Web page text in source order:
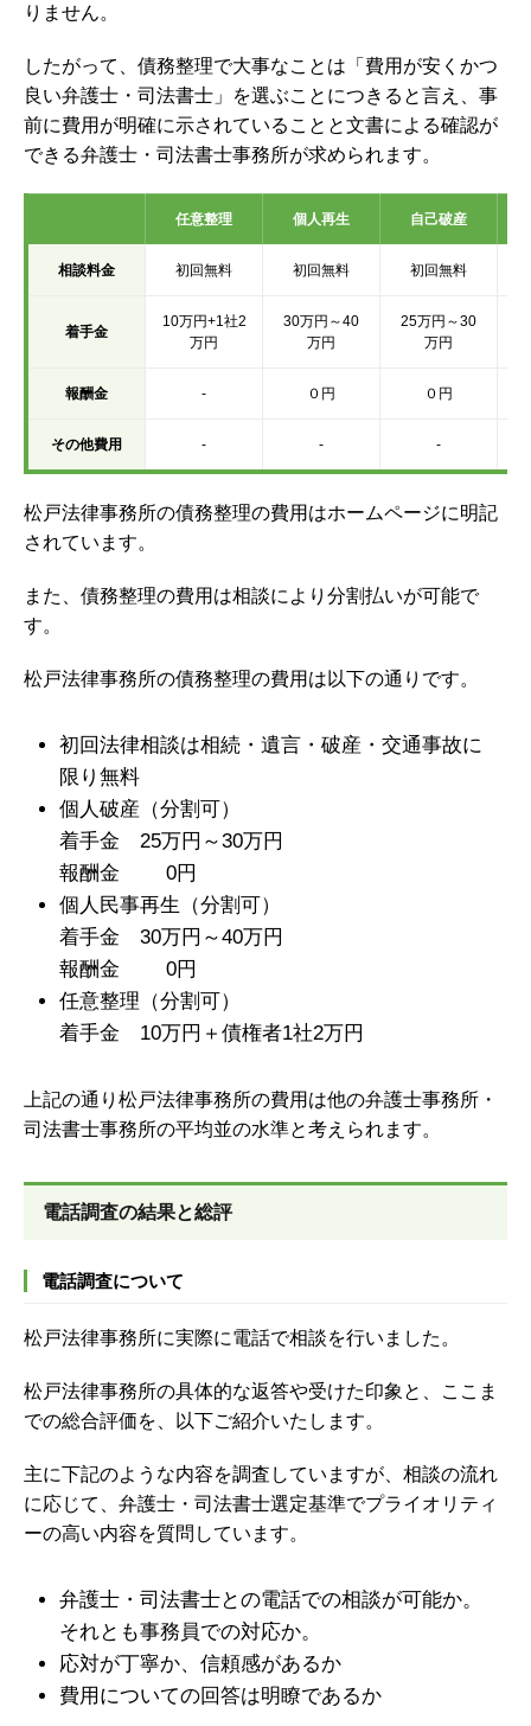
りません。
したがって、債務整理で大事なことは「費用が安くかつ
良い弁護士・司法書士」を選ぶことにつきると言え、事
前に費用が明確に示されていることと文書による確認が
できる弁護士・司法書士事務所が求められます。
任意整理 個人再生 自己破産
相談料金 初回無料 初回無料 初回無料
着手金
10万円+1社2
万円
30万円～40
万円
25万円～30
万円
報酬金 - ０円 ０円
その他費用 - - -
松戸法律事務所の債務整理の費用はホームページに明記
されています。
また、債務整理の費用は相談により分割払いが可能で
す。
松戸法律事務所の債務整理の費用は以下の通りです。
初回法律相談は相続・遺言・破産・交通事故に
限り無料
個人破産（分割可）
着手金 25万円～30万円
報酬金 0円
個人民事再生（分割可）
着手金 30万円～40万円
報酬金 0円
任意整理（分割可）
着手金 10万円＋債権者1社2万円
上記の通り松戸法律事務所の費用は他の弁護士事務所・
司法書士事務所の平均並の水準と考えられます。
電話調査の結果と総評
電話調査について
松戸法律事務所に実際に電話で相談を行いました。
松戸法律事務所の具体的な返答や受けた印象と、ここま
での総合評価を、以下ご紹介いたします。
主に下記のような内容を調査していますが、 相談の流れ
に応じて、弁護士・司法書士選定基準でプライオリティ
ーの高い内容を質問しています。
弁護士・司法書士との電話での相談が可能か。
それとも事務員での対応か。
応対が丁寧か、信頼感があるか
費用についての回答は明瞭であるか